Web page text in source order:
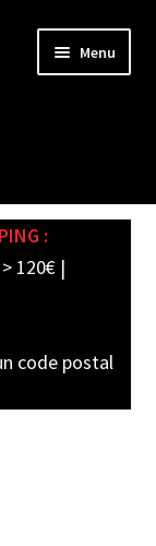
Menu
child
:
120€ |
code postal